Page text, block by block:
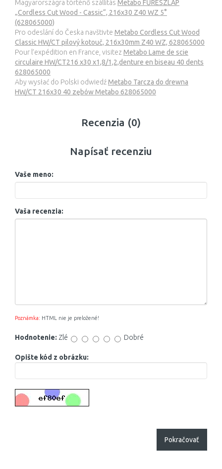
Magyarországra történő szállítás Metabo FŰRÉSZLAP
„Cordless Cut Wood - Cassic“, 216x30 Z40 WZ 5°
(628065000)
Pro odeslání do Česka navštivte Metabo Cordless Cut Wood
Classic HW/CT pilový kotouč, 216x30mm Z40 WZ, 628065000
Pour l’expédition en France, visitez Metabo Lame de scie
circulaire HW/CT216 x30 x1,8/1,2,denture en biseau 40 dents
628065000
Aby wysłać do Polski odwiedźMetabo Tarcza do drewna
HW/CT 216x30 40 zębów Metabo 628065000
Recenzia (0)
Napísať recenziu
Vaše meno:
Vaša recenzia:
Poznámka: HTML nie je preložené!
Hodnotenie: Zlé Dobré
Opište kód z obrázku:
Pokračovať